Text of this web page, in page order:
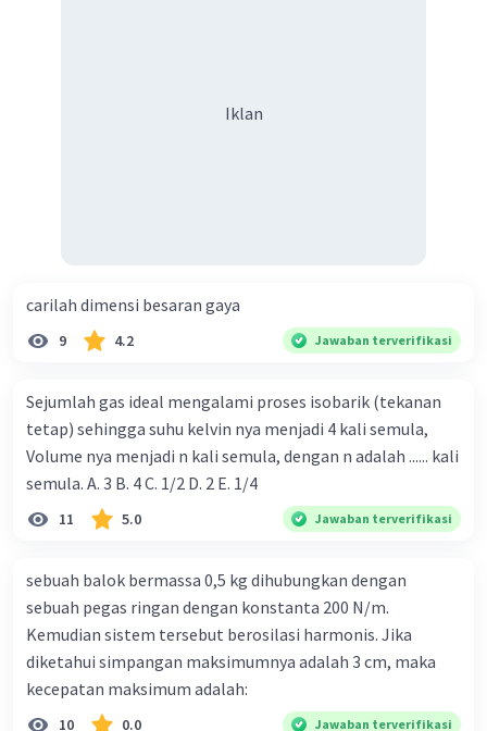
Iklan
carilah dimensi besaran gaya
9 4.2 Jawaban terverifikasi
Sejumlah gas ideal mengalami proses isobarik (tekanan
tetap) sehingga suhu kelvin nya menjadi 4 kali semula,
Volume nya menjadi n kali semula, dengan n adalah ...... kali
semula. A. 3 B. 4 C. 1/2 D. 2 E. 1/4
11 5.0 Jawaban terverifikasi
sebuah balok bermassa 0,5 kg dihubungkan dengan
sebuah pegas ringan dengan konstanta 200 N/m.
Kemudian sistem tersebut berosilasi harmonis. Jika
diketahui simpangan maksimumnya adalah 3 cm, maka
kecepatan maksimum adalah:
10 0.0 Jawaban terverifikasi